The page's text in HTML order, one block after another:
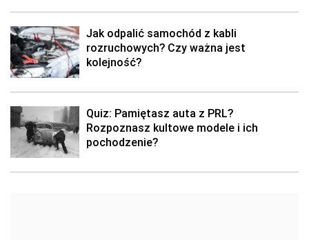
Jak odpalić samochód z kabli
rozruchowych? Czy ważna jest
kolejność?
Quiz: Pamiętasz auta z PRL?
Rozpoznasz kultowe modele i ich
pochodzenie?